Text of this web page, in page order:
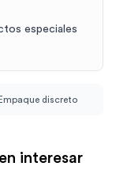
especiales
Empaque discreto
interesar